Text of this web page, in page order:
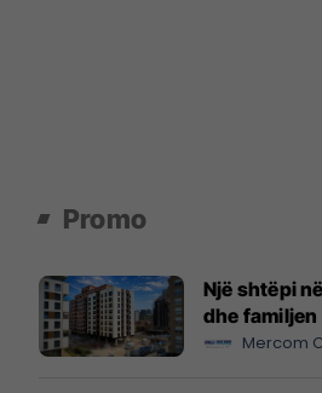
Promo
Një shtëpi
dhe familjen
Mercom